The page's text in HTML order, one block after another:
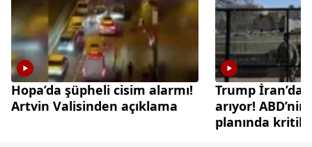
Hopa’da şüpheli cisim alarmı!
Artvin Valisinden açıklama
Trump İran’da
arıyor!
planında